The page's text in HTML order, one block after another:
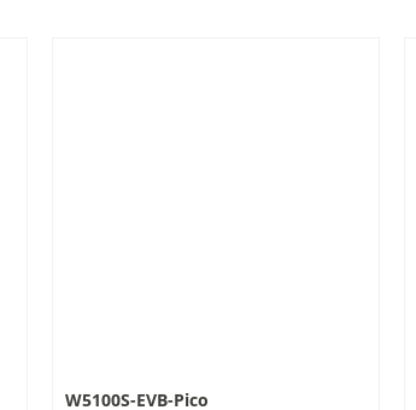
W5100S-EVB-Pico